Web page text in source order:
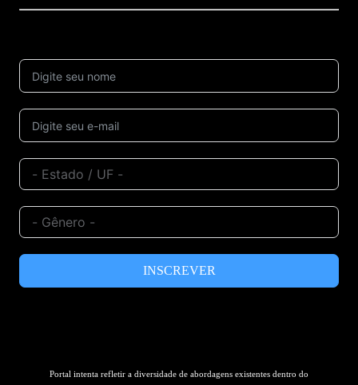
INSCREVER
Portal intenta refletir a diversidade de abordagens existentes dentro do